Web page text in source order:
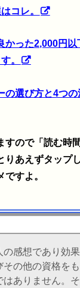
コレ。
かった2,000円
。
の選び方と4つ
ので「読む時
りあえずタップ
すよ。
感想であり効果
その他の資格を
ありません。そ